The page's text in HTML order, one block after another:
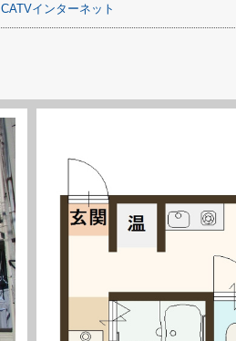
CATVインターネット